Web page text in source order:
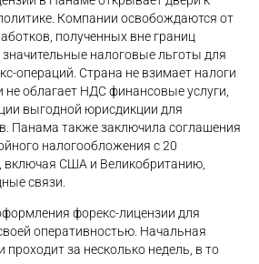
Компании освобождаются от
полученных вне границ
налоговые льготы для
операций. Страна не взимает налоги
не облагает НДС финансовые услуги,
выгодной юрисдикции для
Панама также заключила соглашения
налогообложения с 20
США и Великобританию,
связи.
форекс-лицензии для
оперативностью. Начальная
проходит за несколько недель, в то